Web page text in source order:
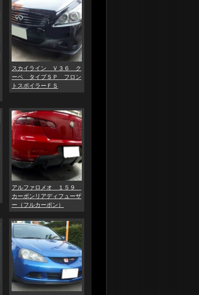
スカイライン Ｖ３６ ク
ーペ タイプＳＰ フロン
トスポイラーＦＳ
アルファロメオ １５９
カーボンリアディフューザ
ー（フルカーボン）